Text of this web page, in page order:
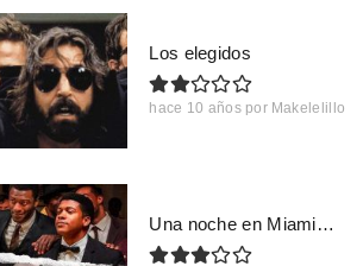
Los elegidos
hace 10 años por Makelelillo
Una noche en Miami…